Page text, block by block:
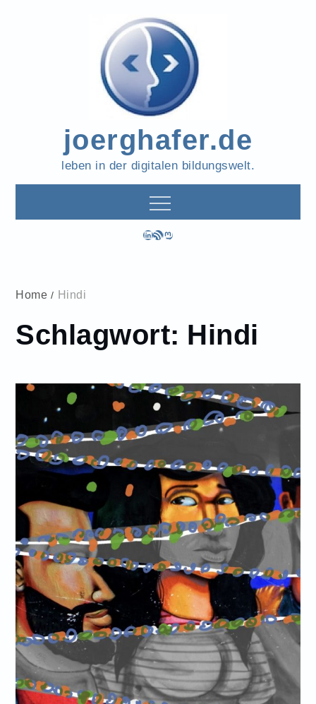
joerghafer.de
leben in der digitalen bildungswelt.
LinkedIn
RSS-FeedMastodon
Home Hindi
Schlagwort: Hindi